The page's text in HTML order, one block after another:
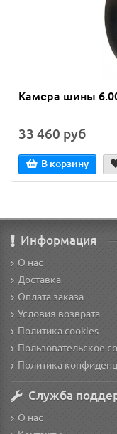
Камера шины
33 460 руб
В корзину
Информация
О нас
Доставка
Оплата заказа
Условия возврата
Политика cookies
Пользовательское
Политика
Служба
О нас